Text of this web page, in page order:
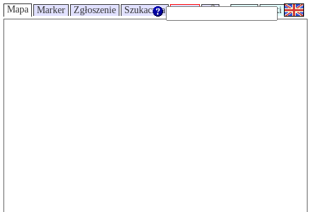
Mapa Marker Zgłoszenie Szukaczka Trasy UMP Wiki